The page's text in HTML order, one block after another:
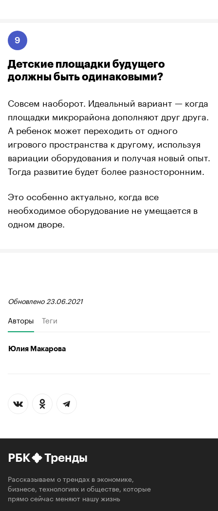
9
Детские площадки будущего
должны быть одинаковыми?
Совсем наоборот. Идеальный вариант — когда
площадки микрорайона дополняют друг друга.
А ребенок может переходить от одного
игрового пространства к другому, используя
вариации оборудования и получая новый опыт.
Тогда развитие будет более разносторонним.
Это особенно актуально, когда все
необходимое оборудование не умещается в
одном дворе.
Обновлено 23.06.2021
Авторы Теги
Юлия Макарова
РБК Тренды
Рассказываем о трендах в экономике,
бизнесе, технологиях и обществе, которые
прямо сейчас меняют нашу жизнь